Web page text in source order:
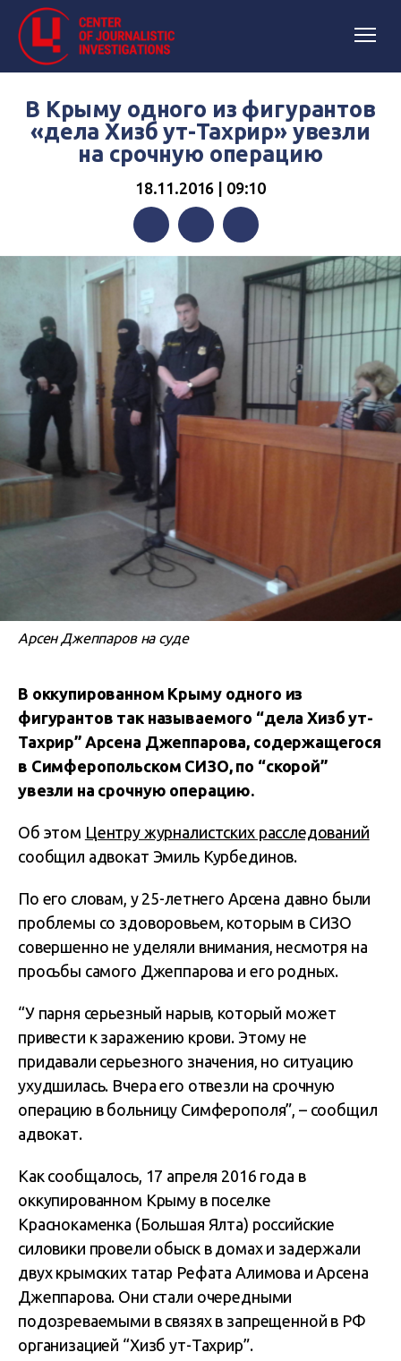
В Крыму одного из фигурантов
«дела Хизб ут-Тахрир» увезли
на срочную операцию
18.11.2016 | 09:10
FacebookTwitterTelegram
Арсен Джеппаров на суде
В оккупированном Крыму одного из
фигурантов так называемого “дела Хизб ут-
Тахрир” Арсена Джеппарова, содержащегося
в Симферопольском СИЗО, по “скорой”
увезли на срочную операцию.
Об этом Центру журналистских расследований
сообщил адвокат Эмиль Курбединов.
По его словам, у 25-летнего Арсена давно были
проблемы со здоворовьем, которым в СИЗО
совершенно не уделяли внимания, несмотря на
просьбы самого Джеппарова и его родных.
“У парня серьезный нарыв, который может
привести к заражению крови. Этому не
придавали серьезного значения, но ситуацию
ухудшилась. Вчера его отвезли на срочную
операцию в больницу Симферополя”, – сообщил
адвокат.
Как сообщалось, 17 апреля 2016 года в
оккупированном Крыму в поселке
Краснокаменка (Большая Ялта) российские
силовики провели обыск в домах и задержали
двух крымских татар Рефата Алимова и Арсена
Джеппарова. Они стали очередными
подозреваемыми в связях в запрещенной в РФ
организацией “Хизб ут-Тахрир”.